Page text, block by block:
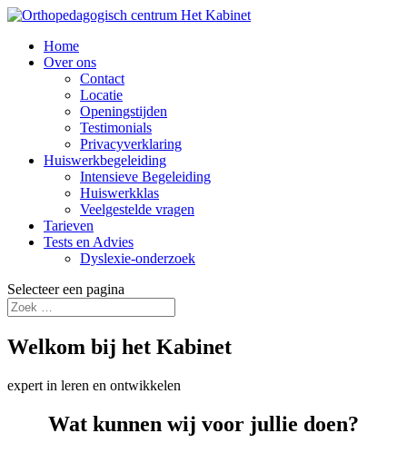
Home
Over ons
Contact
Locatie
Openingstijden
Testimonials
Privacyverklaring
Huiswerkbegeleiding
Intensieve Begeleiding
Huiswerkklas
Veelgestelde vragen
Tarieven
Tests en Advies
Dyslexie-onderzoek
Selecteer een pagina
Welkom bij het Kabinet
expert in leren en ontwikkelen
Wat kunnen wij voor jullie doen?
lees meer.